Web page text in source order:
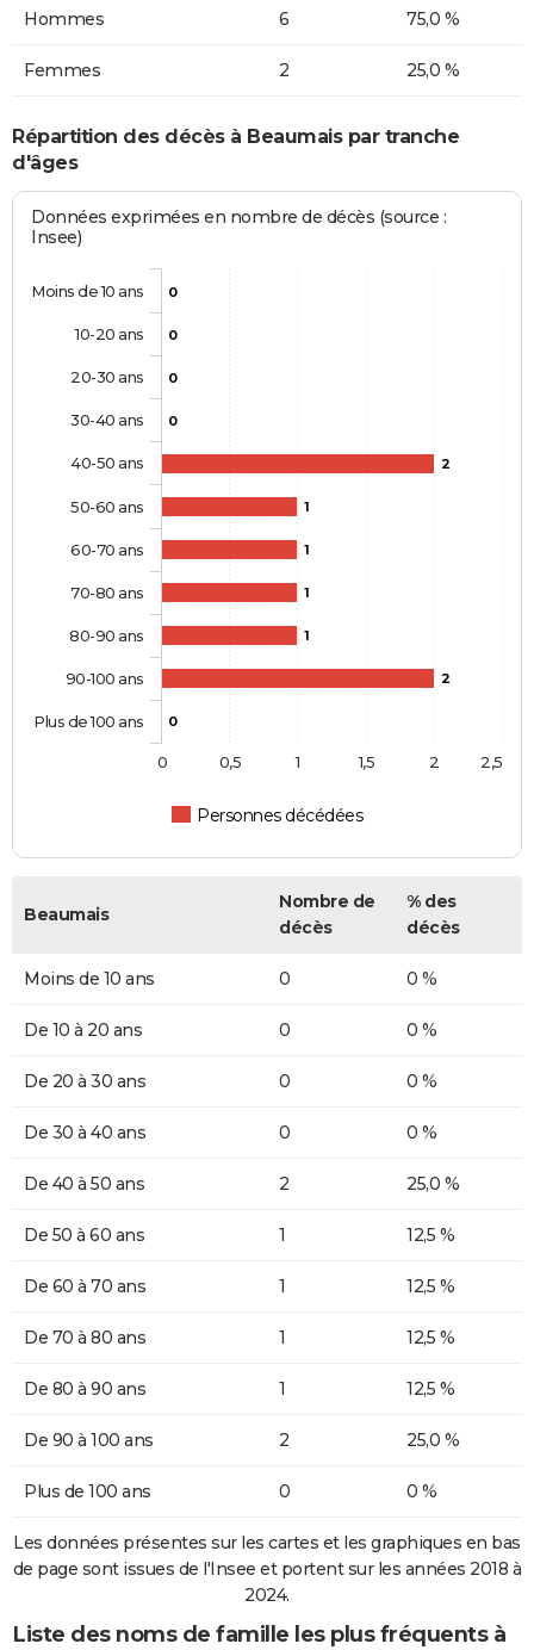
Hommes 6 75,0 %
Femmes 2 25,0 %
Répartition des décès à Beaumais par tranche
d'âges
Données exprimées en nombre de décès (source :
Insee)
0
0
0
0
2
1
1
1
1
2
0
Personnes décédées
Moins de 10 ans
10-20 ans
20-30 ans
30-40 ans
40-50 ans
50-60 ans
60-70 ans
70-80 ans
80-90 ans
90-100 ans
Plus de 100 ans
0 0,5 1 1,5 2 2,5
Beaumais
Nombre de
décès
% des
décès
Moins de 10 ans 0 0 %
De 10 à 20 ans 0 0 %
De 20 à 30 ans 0 0 %
De 30 à 40 ans 0 0 %
De 40 à 50 ans 2 25,0 %
De 50 à 60 ans 1 12,5 %
De 60 à 70 ans 1 12,5 %
De 70 à 80 ans 1 12,5 %
De 80 à 90 ans 1 12,5 %
De 90 à 100 ans 2 25,0 %
Plus de 100 ans 0 0 %
Les données présentes sur les cartes et les graphiques en bas
de page sont issues de l'Insee et portent sur les années 2018 à
2024.
Liste des noms de famille les plus fréquents à